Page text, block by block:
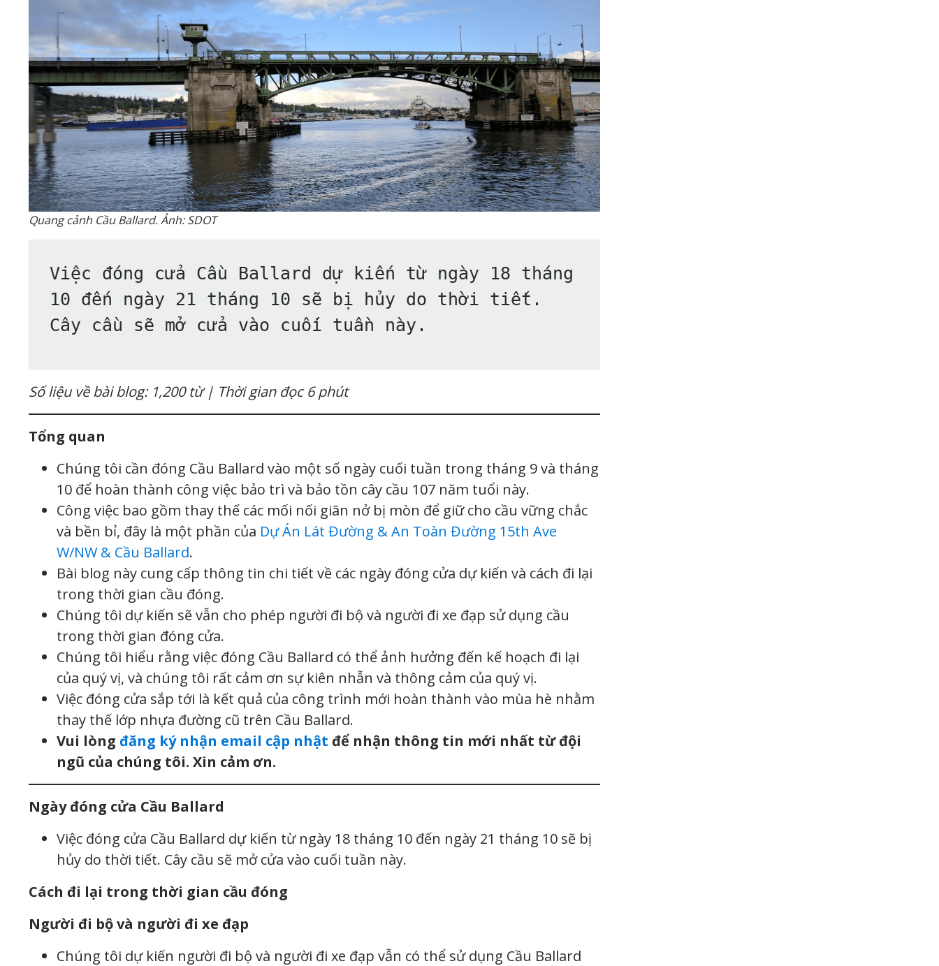
Quang cảnh Cầu Ballard. Ảnh: SDOT
Việc đóng cửa Cầu Ballard dự kiến ​​từ ngày 18 tháng
10 đến ngày 21 tháng 10 sẽ bị hủy do thời tiết.
Cây cầu sẽ mở cửa vào cuối tuần này.
Số liệu về bài blog: 1,200 từ | Thời gian đọc 6 phút
Tổng quan
Chúng tôi cần đóng Cầu Ballard vào một số ngày cuối tuần trong tháng 9 và tháng
10 để hoàn thành công việc bảo trì và bảo tồn cây cầu 107 năm tuổi này.
Công việc bao gồm thay thế các mối nối giãn nở bị mòn để giữ cho cầu vững chắc
và bền bỉ, đây là một phần của Dự Án Lát Đường & An Toàn Đường 15th Ave
W/NW & Cầu Ballard.
Bài blog này cung cấp thông tin chi tiết về các ngày đóng cửa dự kiến và cách đi lại
trong thời gian cầu đóng.
Chúng tôi dự kiến sẽ vẫn cho phép người đi bộ và người đi xe đạp sử dụng cầu
trong thời gian đóng cửa.
Chúng tôi hiểu rằng việc đóng Cầu Ballard có thể ảnh hưởng đến kế hoạch đi lại
của quý vị, và chúng tôi rất cảm ơn sự kiên nhẫn và thông cảm của quý vị.
Việc đóng cửa sắp tới là kết quả của công trình mới hoàn thành vào mùa hè nhằm
thay thế lớp nhựa đường cũ trên Cầu Ballard.
Vui lòng đăng ký nhận email cập nhật để nhận thông tin mới nhất từ đội
ngũ của chúng tôi. Xin cảm ơn.
Ngày đóng cửa Cầu Ballard
Việc đóng cửa Cầu Ballard dự kiến ​​từ ngày 18 tháng 10 đến ngày 21 tháng 10 sẽ bị
hủy do thời tiết. Cây cầu sẽ mở cửa vào cuối tuần này.
Cách đi lại trong thời gian cầu đóng
Người đi bộ và người đi xe đạp
Chúng tôi dự kiến người đi bộ và người đi xe đạp vẫn có thể sử dụng Cầu Ballard